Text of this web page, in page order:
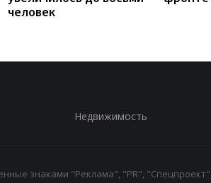
человек
Недвижимость
знаками "Реклама", "PR",